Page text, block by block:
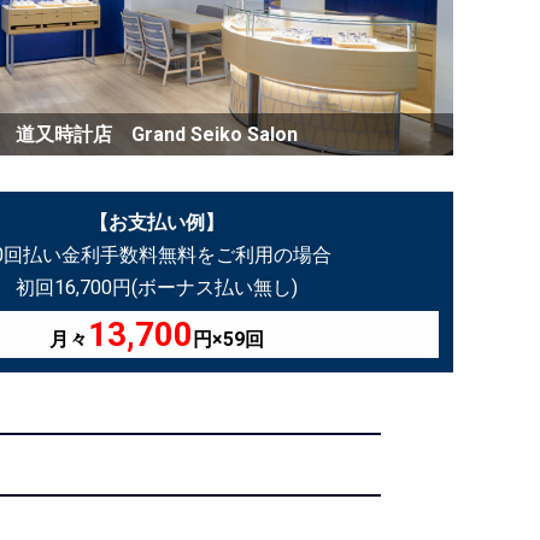
道又時計店 Grand Seiko Salon
【お支払い例】
払い金利手数料無料をご利用の場合
初回16,700円(ボーナス払い無し)
月々 13,700 円×59回